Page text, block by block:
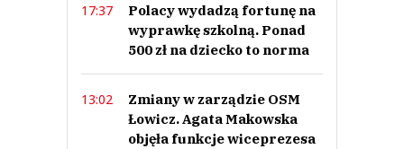
Nickt
12.11.2021 / 14:47
This comment was minimized by the moderator on the site
17:37
Polacy wydadzą fortunę na
wyprawkę szkolną. Ponad
500 zł na dziecko to norma
13:02
Zmiany w zarządzie OSM
Łowicz. Agata Makowska
objęła funkcje wiceprezesa